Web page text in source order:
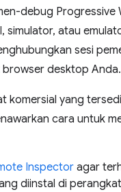
debug Progressive
simulator, atau
sesi
browser desktop Anda.
komersial yang
cara untuk
Inspector agar
diinstal di